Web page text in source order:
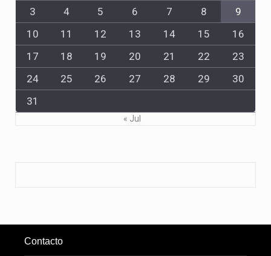
3
4 5 6 7 8
9
10
11 12 13 14 15
16
17
18 19 20 21 22
23
24
25 26 27 28 29
30
31
« Jul
Contacto